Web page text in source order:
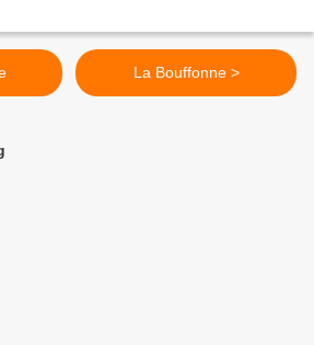
La Bouffonne >